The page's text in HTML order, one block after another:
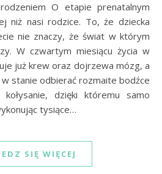
O etapie prenatalnym
niż nasi rodzice. To, że dziecka
nie znaczy, że świat w którym
W czwartym miesiącu życia w
już krew oraz dojrzewa mózg, a
stanie odbierać rozmaite bodźce
dzięki któremu samo
tysiące…
SIĘ WIĘCEJ